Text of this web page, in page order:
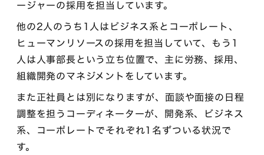
ージャーの採用を担当しています。
他の2人のうち1人はビジネス系とコーポレート、
ヒューマンリソースの採用を担当していて、もう1
人は人事部長という立ち位置で、主に労務、採用、
組織開発のマネジメントをしています。
また正社員とは別になりますが、面談や面接の日程
調整を担うコーディネーターが、開発系、ビジネス
系、コーポレートでそれぞれ1名ずついる状況で
す。